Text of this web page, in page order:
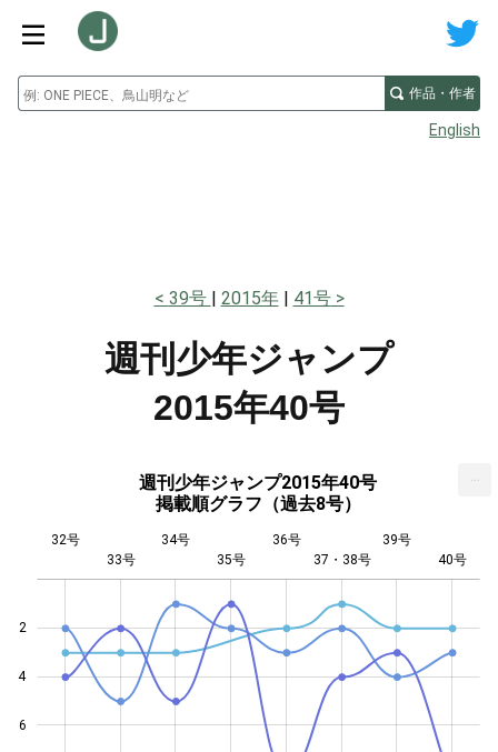
作品・作者
English
39号 2015年 41号
週刊少年ジャンプ
2015年40号
週刊少年ジャンプ2015年40号
掲載順グラフ（過去8号）
2
4
6
32号
33号
34号
35号
36号
37・38号
39号
40号